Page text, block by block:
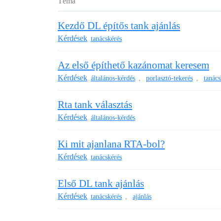
Kezdő DL építős tank ajánlás
Kérdések tanácskérés
Az első építhető kazánomat keresem
Kérdések általános-kérdés , porlasztó-tekerés ,
Rta tank választás
Kérdések általános-kérdés
Ki mit ajanlana RTA-bol?
Kérdések tanácskérés
Első DL tank ajánlás
Kérdések tanácskérés , ajánlás